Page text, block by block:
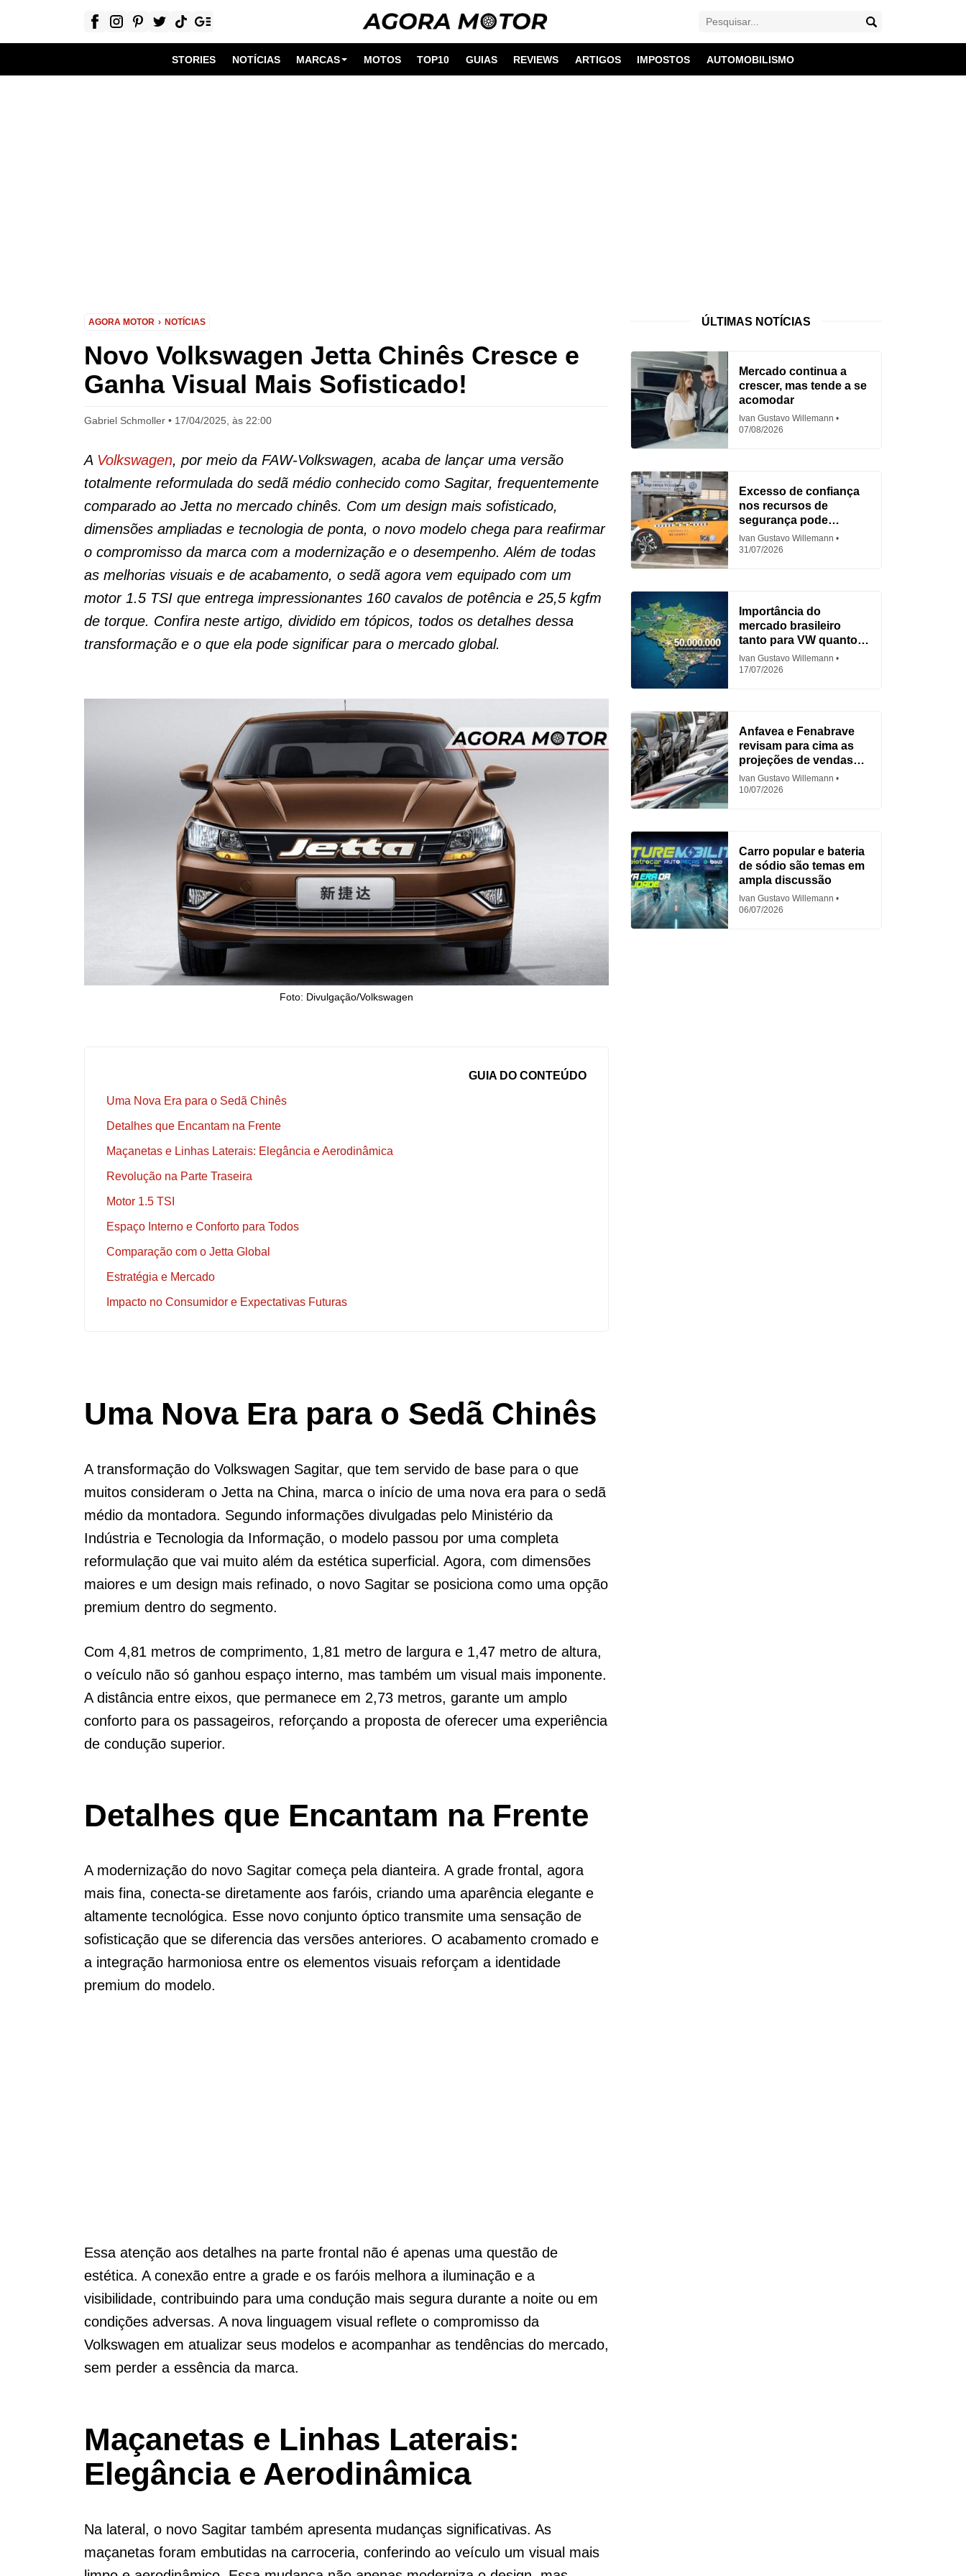
STORIES NOTÍCIAS MARCAS MOTOS TOP10 GUIAS REVIEWS ARTIGOS IMPOSTOS AUTOMOBILISMO
AGORA MOTOR NOTÍCIAS
Novo Volkswagen Jetta Chinês Cresce e
Ganha Visual Mais Sofisticado!
Gabriel Schmoller 17/04/2025, às 22:00
A Volkswagen, por meio da FAW-Volkswagen, acaba de lançar uma versão
totalmente reformulada do sedã médio conhecido como Sagitar, frequentemente
comparado ao Jetta no mercado chinês. Com um design mais sofisticado,
dimensões ampliadas e tecnologia de ponta, o novo modelo chega para reafirmar
o compromisso da marca com a modernização e o desempenho. Além de todas
as melhorias visuais e de acabamento, o sedã agora vem equipado com um
motor 1.5 TSI que entrega impressionantes 160 cavalos de potência e 25,5 kgfm
de torque. Confira neste artigo, dividido em tópicos, todos os detalhes dessa
transformação e o que ela pode significar para o mercado global.
Foto: Divulgação/Volkswagen
GUIA DO CONTEÚDO
Uma Nova Era para o Sedã Chinês
Detalhes que Encantam na Frente
Maçanetas e Linhas Laterais: Elegância e Aerodinâmica
Revolução na Parte Traseira
Motor 1.5 TSI
Espaço Interno e Conforto para Todos
Comparação com o Jetta Global
Estratégia e Mercado
Impacto no Consumidor e Expectativas Futuras
Uma Nova Era para o Sedã Chinês
A transformação do Volkswagen Sagitar, que tem servido de base para o que
muitos consideram o Jetta na China, marca o início de uma nova era para o sedã
médio da montadora. Segundo informações divulgadas pelo Ministério da
Indústria e Tecnologia da Informação, o modelo passou por uma completa
reformulação que vai muito além da estética superficial. Agora, com dimensões
maiores e um design mais refinado, o novo Sagitar se posiciona como uma opção
premium dentro do segmento.
Com 4,81 metros de comprimento, 1,81 metro de largura e 1,47 metro de altura,
o veículo não só ganhou espaço interno, mas também um visual mais imponente.
A distância entre eixos, que permanece em 2,73 metros, garante um amplo
conforto para os passageiros, reforçando a proposta de oferecer uma experiência
de condução superior.
Detalhes que Encantam na Frente
A modernização do novo Sagitar começa pela dianteira. A grade frontal, agora
mais fina, conecta-se diretamente aos faróis, criando uma aparência elegante e
altamente tecnológica. Esse novo conjunto óptico transmite uma sensação de
sofisticação que se diferencia das versões anteriores. O acabamento cromado e
a integração harmoniosa entre os elementos visuais reforçam a identidade
premium do modelo.
Essa atenção aos detalhes na parte frontal não é apenas uma questão de
estética. A conexão entre a grade e os faróis melhora a iluminação e a
visibilidade, contribuindo para uma condução mais segura durante a noite ou em
condições adversas. A nova linguagem visual reflete o compromisso da
Volkswagen em atualizar seus modelos e acompanhar as tendências do mercado,
sem perder a essência da marca.
Maçanetas e Linhas Laterais:
Elegância e Aerodinâmica
Na lateral, o novo Sagitar também apresenta mudanças significativas. As
maçanetas foram embutidas na carroceria, conferindo ao veículo um visual mais
ÚLTIMAS NOTÍCIAS
Mercado continua a
crescer, mas tende a se
acomodar
Ivan Gustavo Willemann
07/08/2026
Excesso de confiança
nos recursos de
segurança pode
aumentar acidentes
Ivan Gustavo Willemann
31/07/2026
Importância do
mercado brasileiro
tanto para VW quanto
para Fiat
Ivan Gustavo Willemann
17/07/2026
Anfavea e Fenabrave
revisam para cima as
projeções de vendas
em 2026
Ivan Gustavo Willemann
10/07/2026
Carro popular e bateria
de sódio são temas em
ampla discussão
Ivan Gustavo Willemann
06/07/2026